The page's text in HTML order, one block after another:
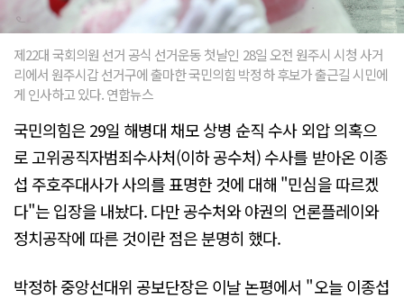
제22대 국회의원 선거 공식 선거운동 첫날인 28일 오전 원주시 시청 사거
리에서 원주시갑 선거구에 출마한 국민의힘 박정하 후보가 출근길 시민에
게 인사하고 있다. 연합뉴스
국민의힘은 29일 해병대 채모 상병 순직 수사 외압 의혹으
로 고위공직자범죄수사처(이하 공수처) 수사를 받아온 이종
섭 주호주대사가 사의를 표명한 것에 대해 "민심을 따르겠
다"는 입장을 내놨다. 다만 공수처와 야권의 언론플레이와
정치공작에 따른 것이란 점은 분명히 했다.
박정하 중앙선대위 공보단장은 이날 논평에서 "오늘 이종섭